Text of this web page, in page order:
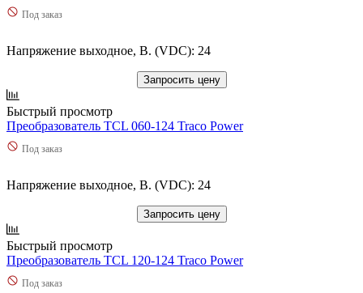
Под заказ
Напряжение выходное, В. (VDC): 24
Запросить цену
Быстрый просмотр
Преобразователь TCL 060-124 Traco Power
Под заказ
Напряжение выходное, В. (VDC): 24
Запросить цену
Быстрый просмотр
Преобразователь TCL 120-124 Traco Power
Под заказ